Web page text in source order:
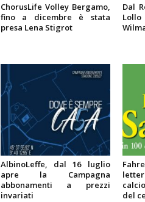
ChorusLife Volley Bergamo,
fino a dicembre è stata
presa Lena Stigrot
Dal
AlbinoLeffe, dal 16 luglio
apre la Campagna
abbonamenti a prezzi
invariati
del